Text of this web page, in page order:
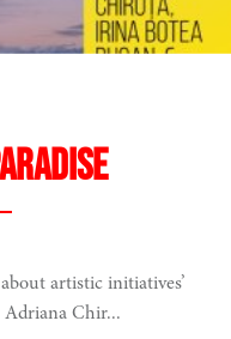
artistic initiatives’
Chir...